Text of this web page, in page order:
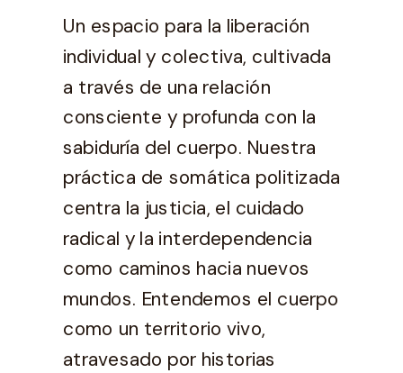
Un espacio para la liberación
individual y colectiva, cultivada
a través de una relación
consciente y profunda con la
sabiduría del cuerpo. Nuestra
práctica de somática politizada
centra la justicia, el cuidado
radical y la interdependencia
como caminos hacia nuevos
mundos. Entendemos el cuerpo
como un territorio vivo,
atravesado por historias